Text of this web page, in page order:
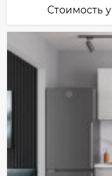
Стоимость